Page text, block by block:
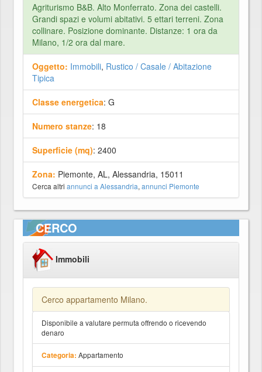
Agriturismo B&B. Alto Monferrato. Zona dei castelli.
Grandi spazi e volumi abitativi. 5 ettari terreni. Zona
collinare. Posizione dominante. Distanze: 1 ora da
Milano, 1/2 ora dal mare.
Oggetto: Immobili, Rustico / Casale / Abitazione
Tipica
Classe energetica: G
Numero stanze: 18
Superficie (mq): 2400
Zona: Piemonte, AL, Alessandria, 15011
Cerca altri annunci a Alessandria, annunci Piemonte
CERCO
Immobili
Cerco appartamento Milano.
Disponibile a valutare permuta offrendo o ricevendo
denaro
Categoria: Appartamento